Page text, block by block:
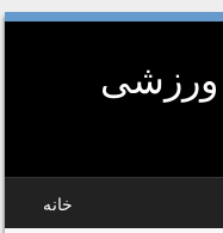
ورزشی
خانه